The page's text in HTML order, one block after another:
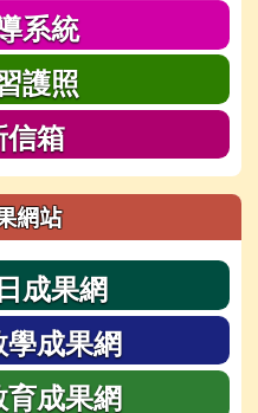
系統
護照
信箱
網站
成果網
成果網
成果網